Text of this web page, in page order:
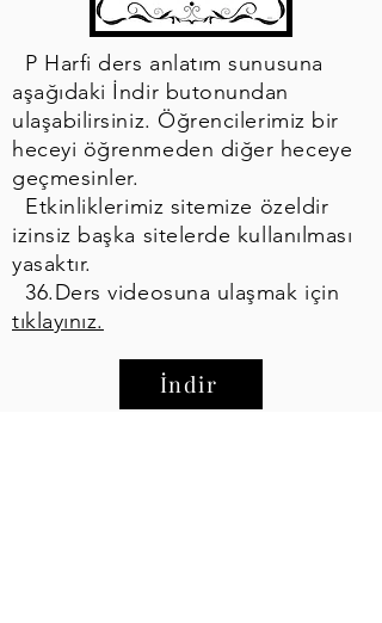
P Harfi ders anlatım sunusuna
aşağıdaki İndir butonundan
ulaşabilirsiniz. Öğrencilerimiz bir
heceyi öğrenmeden diğer heceye
geçmesinler.
Etkinliklerimiz sitemize özeldir
izinsiz başka sitelerde kullanılması
yasaktır.
36.Ders videosuna ulaşmak için
tıklayınız.
İndir